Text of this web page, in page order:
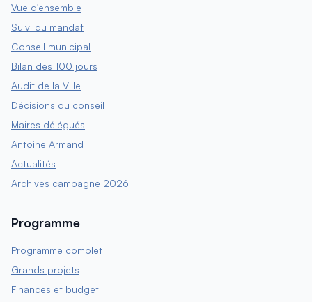
Vue d'ensemble
Suivi du mandat
Conseil municipal
Bilan des 100 jours
Audit de la Ville
Décisions du conseil
Maires délégués
Antoine Armand
Actualités
Archives campagne 2026
Programme
Programme complet
Grands projets
Finances et budget